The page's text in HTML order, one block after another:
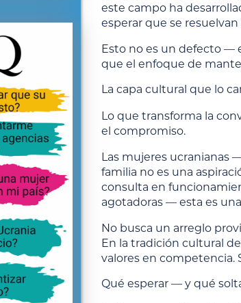
este campo ha
esperar que se
Esto no es un defecto —
que el enfoque de
La capa cultural que lo
Lo que transforma la
el compromiso.
Las mujeres ucranianas
familia no es una
consulta en
agotadoras — esta es
No busca un arreglo
En la tradición cultural
valores en
Qué esperar — y qué